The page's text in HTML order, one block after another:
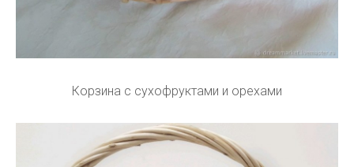
Корзина с сухофруктами и орехами